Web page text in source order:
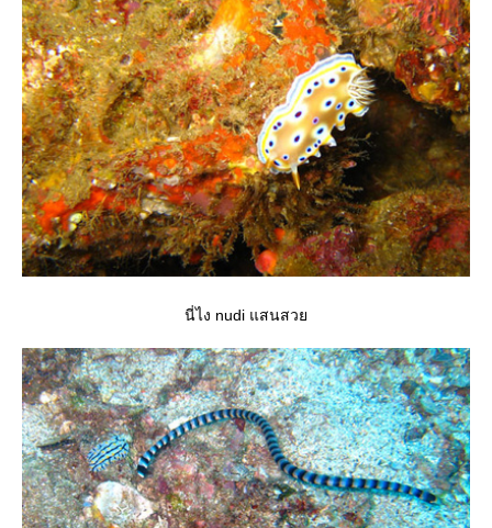
นี่ไง nudi แสนสว